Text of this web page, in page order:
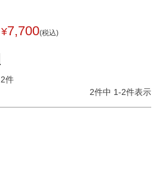
¥7,700(税込)
2
2件中 1-2件表示